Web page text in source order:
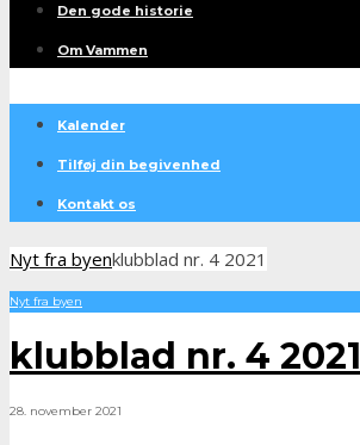
Den gode historie
Om Vammen
Kalender
Tilføj din begivenhed
Kontakt os
Nyt fra byenklubblad nr. 4 2021
Nyt fra byen
klubblad nr. 4 2021
28. november 2021